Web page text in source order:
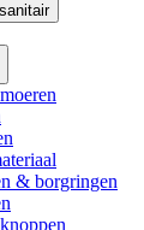
& borgringen